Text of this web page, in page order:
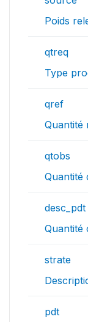
Poids
qtreq
Type
qref
Quantité
qtobs
Quantité
desc_pdt
Quantité
strate
pdt